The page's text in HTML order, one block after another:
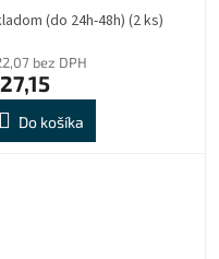
(do 24h-48h) (2 ks)
bez DPH
Do košíka